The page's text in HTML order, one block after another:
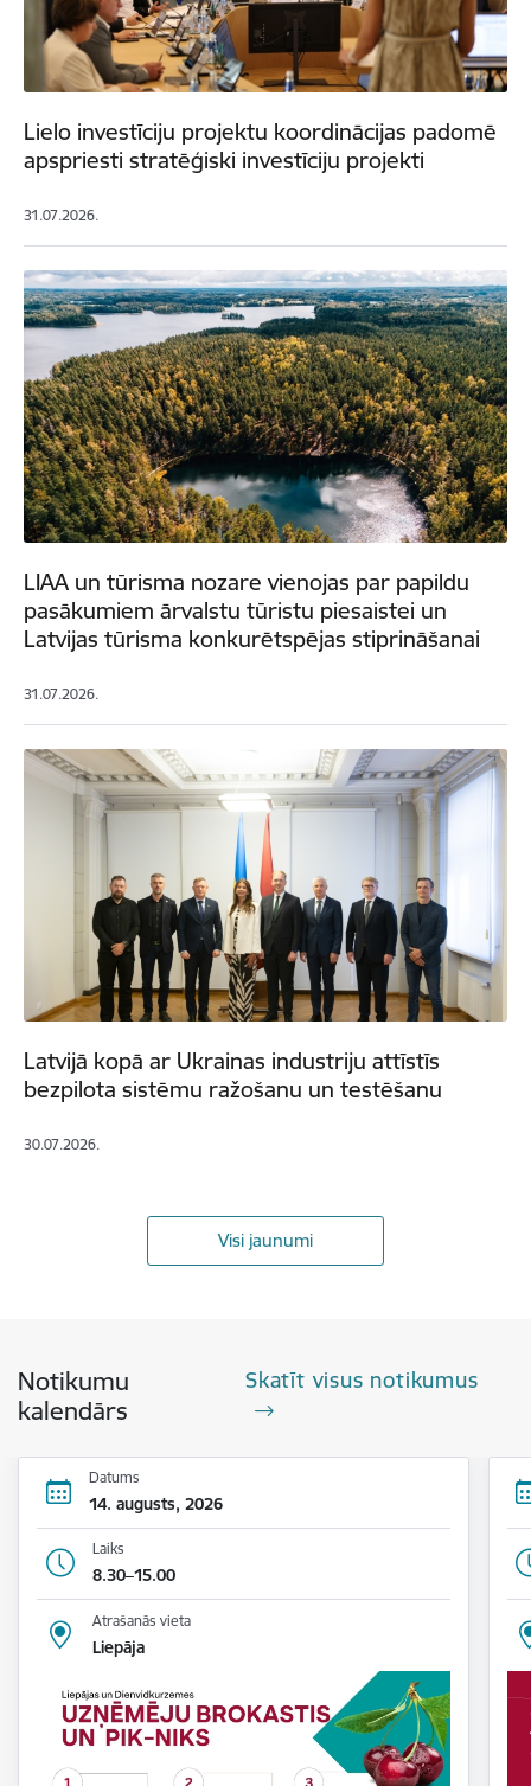
Lielo investīciju projektu koordinācijas padomē
apspriesti stratēģiski investīciju projekti
31.07.2026.
LIAA un tūrisma nozare vienojas par papildu
pasākumiem ārvalstu tūristu piesaistei un
Latvijas tūrisma konkurētspējas stiprināšanai
31.07.2026.
Latvijā kopā ar Ukrainas industriju attīstīs
bezpilota sistēmu ražošanu un testēšanu
30.07.2026.
Visi jaunumi
Notikumu
kalendārs
Skatīt visus notikumus
Datums
14. augusts, 2026
Laiks
8.30–15.00
Atrašanās vieta
Liepāja